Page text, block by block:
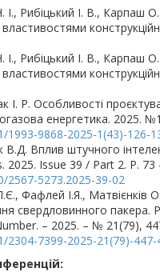
Рибіцький І. В., Карпаш
Рибіцький І. В., Карпаш
Р. Особливості
енергетика. 2025.
1993-9868-2025-1(43)-126-
Вплив штучного
2025. Issue 39 / Part 2. P. 73
2567-5273.2025-39-02
Фафлей І.Я.,
свердловинного пакера.
– 2025. – № 21(79),
2304-7399-2025-21(79)-447-